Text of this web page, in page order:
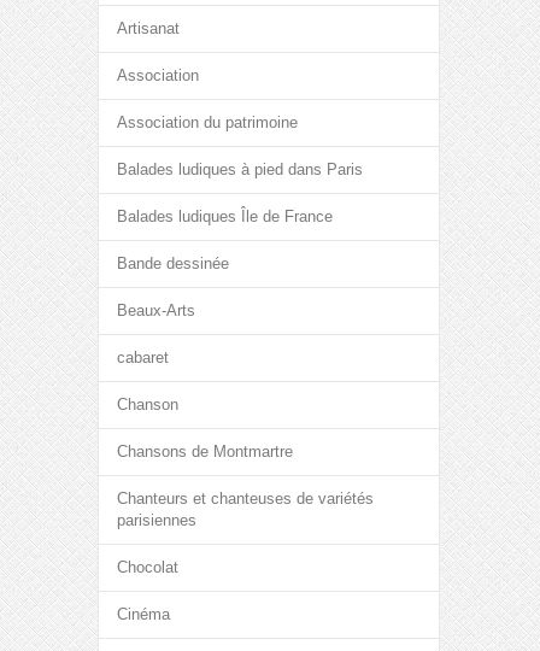
Artisanat
Association
Association du patrimoine
Balades ludiques à pied dans Paris
Balades ludiques Île de France
Bande dessinée
Beaux-Arts
cabaret
Chanson
Chansons de Montmartre
Chanteurs et chanteuses de variétés
parisiennes
Chocolat
Cinéma